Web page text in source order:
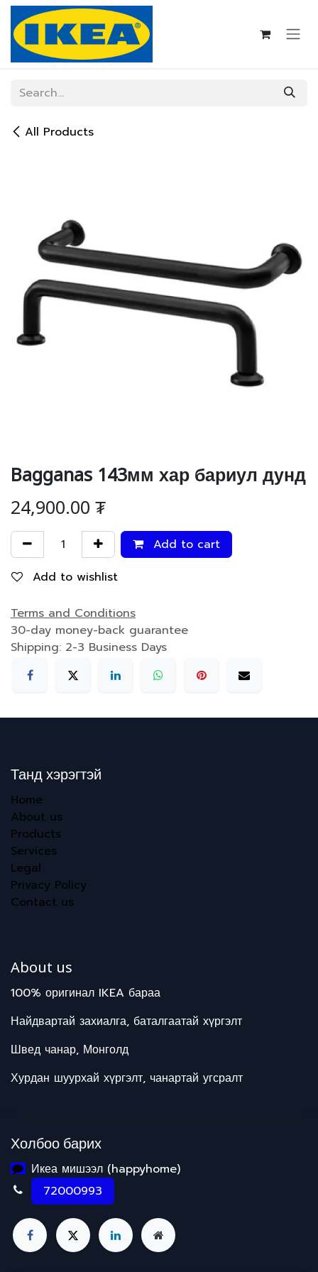
Skip to Content
All Products
Bagganas 143мм хар бариул дунд
24,900.00₮
Add to cart
Add to wishlist
Terms and Conditions
30-day money-back guarantee
Shipping: 2-3 Business Days
Танд хэрэгтэй
Home
About us
Products
Services
Legal
Privacy Policy
Contact us
About us
100% оригинал IKEA бараа
Найдвартай захиалга, баталгаатай хүргэлт
Швед чанар, Монголд
Хурдан шуурхай хүргэлт, чанартай угсралт
Холбоо барих
Икеа мишээл (happyhome)
72000993